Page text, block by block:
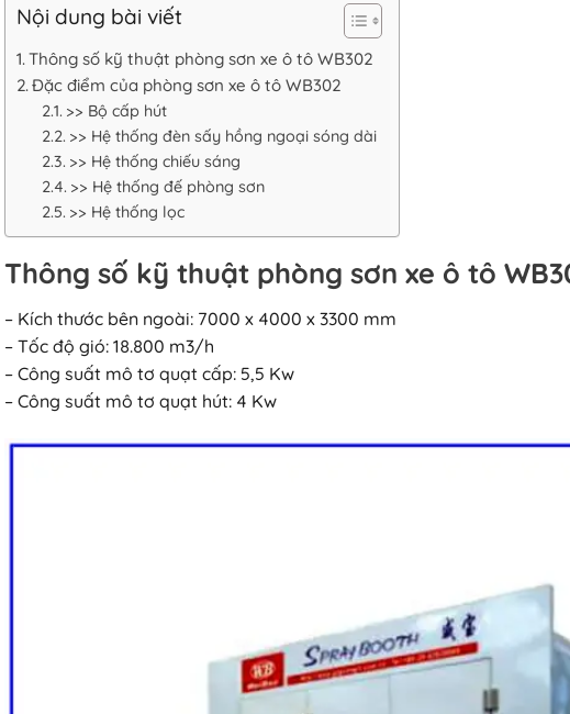
Nội dung bài viết
Thông số kỹ thuật phòng sơn xe ô tô WB302
Đặc điểm của phòng sơn xe ô tô WB302
>> Bộ cấp hút
>> Hệ thống đèn sấy hồng ngoại sóng dài
>> Hệ thống chiếu sáng
>> Hệ thống đế phòng sơn
>> Hệ thống lọc
Thông số kỹ thuật phòng sơn xe ô tô
– Kích thước bên ngoài: 7000 x 4000 x 3300 mm
– Tốc độ gió: 18.800 m3/h
– Công suất mô tơ quạt cấp: 5,5 Kw
– Công suất mô tơ quạt hút: 4 Kw